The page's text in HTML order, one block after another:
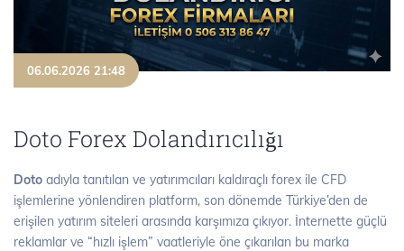
06.06.2026 21:48
Doto Forex Dolandırıcılığı
Doto adıyla tanıtılan ve yatırımcıları kaldıraçlı forex ile CFD
işlemlerine yönlendiren platform, son dönemde Türkiye’den de
erişilen yatırım siteleri arasında karşımıza çıkıyor. İnternette güçlü
reklamlar ve “hızlı işlem” vaatleriyle öne çıkarılan bu marka